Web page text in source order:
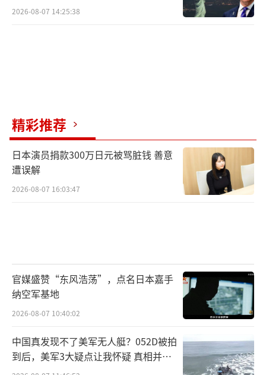
2026-08-07 14:25:38
精彩推荐
日本演员捐款300万日元被骂脏钱 善意
遭误解
2026-08-07 16:03:47
官媒盛赞“东风浩荡”，点名日本嘉手
纳空军基地
2026-08-07 10:40:02
中国真发现不了美军无人艇？052D被拍
到后，美军3大疑点让我怀疑 真相并非
如此